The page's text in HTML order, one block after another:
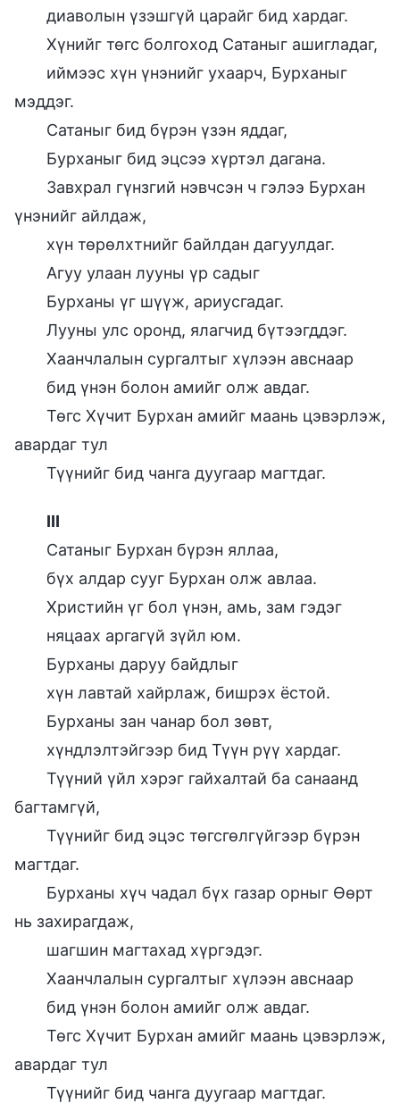
диаволын үзэшгүй царайг бид хардаг.
Хүнийг төгс болгоход Сатаныг ашигладаг,
иймээс хүн үнэнийг ухаарч, Бурханыг
мэддэг.
Сатаныг бид бүрэн үзэн яддаг,
Бурханыг бид эцсээ хүртэл дагана.
Завхрал гүнзгий нэвчсэн ч гэлээ Бурхан
үнэнийг айлдаж,
хүн төрөлхтнийг байлдан дагуулдаг.
Агуу улаан лууны үр садыг
Бурханы үг шүүж, ариусгадаг.
Лууны улс оронд, ялагчид бүтээгддэг.
Хаанчлалын сургалтыг хүлээн авснаар
бид үнэн болон амийг олж авдаг.
Төгс Хүчит Бурхан амийг маань цэвэрлэж,
авардаг тул
Түүнийг бид чанга дуугаар магтдаг.
III
Сатаныг Бурхан бүрэн яллаа,
бүх алдар сууг Бурхан олж авлаа.
Христийн үг бол үнэн, амь, зам гэдэг
няцаах аргагүй зүйл юм.
Бурханы даруу байдлыг
хүн лавтай хайрлаж, бишрэх ёстой.
Бурханы зан чанар бол зөвт,
хүндлэлтэйгээр бид Түүн рүү хардаг.
Түүний үйл хэрэг гайхалтай ба санаанд
багтамгүй,
Түүнийг бид эцэс төгсгөлгүйгээр бүрэн
магтдаг.
Бурханы хүч чадал бүх газар орныг Өөрт
нь захирагдаж,
шагшин магтахад хүргэдэг.
Хаанчлалын сургалтыг хүлээн авснаар
бид үнэн болон амийг олж авдаг.
Төгс Хүчит Бурхан амийг маань цэвэрлэж,
авардаг тул
Түүнийг бид чанга дуугаар магтдаг.